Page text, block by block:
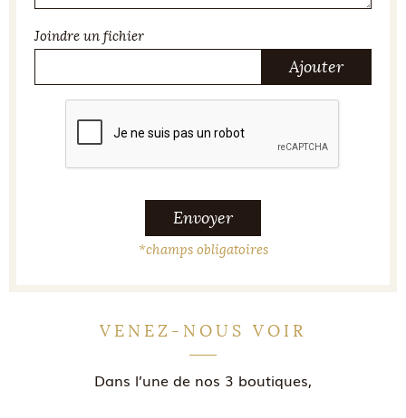
Joindre un fichier
Ajouter
Envoyer
*champs obligatoires
VENEZ-NOUS VOIR
Dans l’une de nos 3 boutiques,